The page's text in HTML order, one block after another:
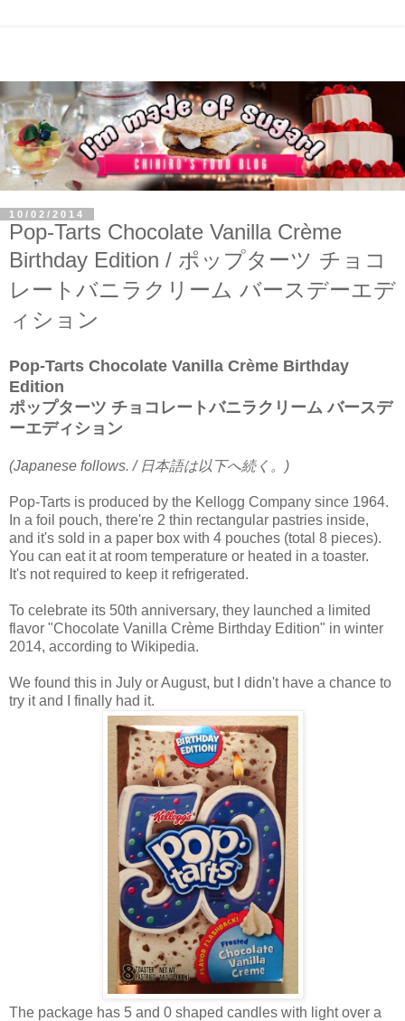
10/02/2014
Pop-Tarts Chocolate Vanilla Crème
Birthday Edition / ポップターツ チョコ
レートバニラクリーム バースデーエデ
ィション
Pop-Tarts Chocolate Vanilla Crème Birthday
Edition
ポップターツ チョコレートバニラクリーム バースデ
ーエディション
(Japanese follows. / 日本語は以下へ続く。)
Pop-Tarts is produced by the Kellogg Company since 1964.
In a foil pouch, there're 2 thin rectangular pastries inside,
and it's sold in a paper box with 4 pouches (total 8 pieces).
You can eat it at room temperature or heated in a toaster.
It's not required to keep it refrigerated.
To celebrate its 50th anniversary, they launched a limited
flavor "Chocolate Vanilla Crème Birthday Edition" in winter
2014, according to Wikipedia.
We found this in July or August, but I didn't have a chance to
try it and I finally had it.
The package has 5 and 0 shaped candles with light over a